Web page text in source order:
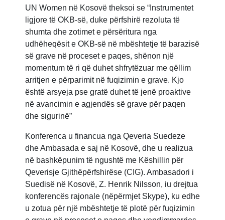
UN Women në Kosovë theksoi se “Instrumentet
ligjore të OKB-së, duke përfshirë rezoluta të
shumta dhe zotimet e përsëritura nga
udhëheqësit e OKB-së në mbështetje të barazisë
së grave në proceset e paqes, shënon një
momentum të ri që duhet shfrytëzuar me qëllim
arritjen e përparimit në fuqizimin e grave. Kjo
është arsyeja pse gratë duhet të jenë proaktive
në avancimin e agjendës së grave për paqen
dhe sigurinë”
Konferenca u financua nga Qeveria Suedeze
dhe Ambasada e saj në Kosovë, dhe u realizua
në bashkëpunim të ngushtë me Këshillin për
Qeverisje Gjithëpërfshirëse (CIG). Ambasadori i
Suedisë në Kosovë, Z. Henrik Nilsson, iu drejtua
konferencës rajonale (nëpërmjet Skype), ku edhe
u zotua për një mbështetje të plotë për fuqizimin